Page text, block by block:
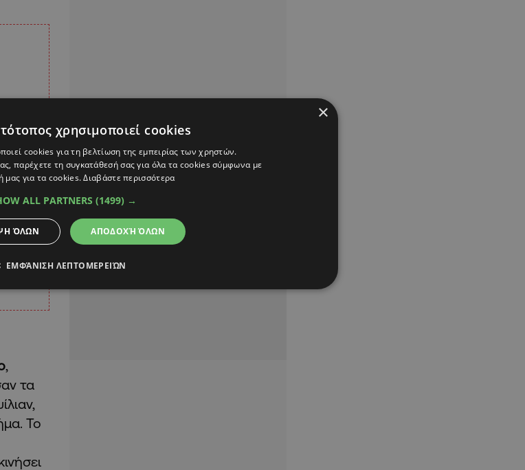
,
τα
Το
×
χρησιμοποιεί cookies
cookies για τη βελτίωση της εμπειρίας των χρηστών.
παρέχετε τη συγκατάθεσή σας για όλα τα cookies σύμφωνα με
μας για τα cookies.Διαβάστε περισσότερα
ALL PARTNERS (1499) →
ΑΠΟΔΟΧΉ ΌΛΩΝ
ΌΛΩΝ
ΕΜΦΆΝΙΣΗ ΛΕΠΤΟΜΕΡΕΙΏΝ